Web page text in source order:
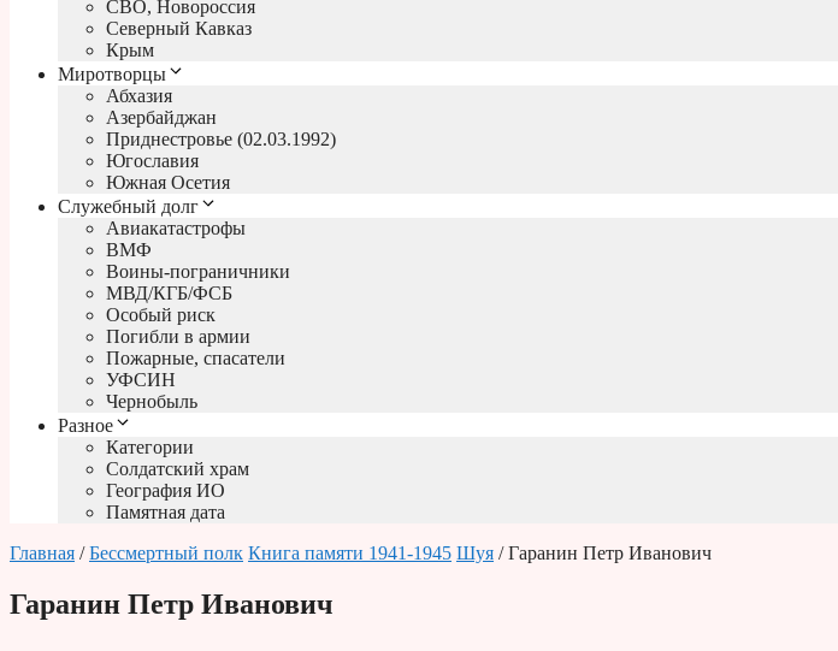
СВО, Новороссия
Северный Кавказ
Крым
Миротворцы
Абхазия
Азербайджан
Приднестровье (02.03.1992)
Югославия
Южная Осетия
Служебный долг
Авиакатастрофы
ВМФ
Воины-пограничники
МВД/КГБ/ФСБ
Особый риск
Погибли в армии
Пожарные, спасатели
УФСИН
Чернобыль
Разное
Категории
Солдатский храм
География ИО
Памятная дата
Главная /Бессмертный полк Книга памяти 1941-1945 Шуя / Гаранин Петр Иванович
Гаранин Петр Иванович